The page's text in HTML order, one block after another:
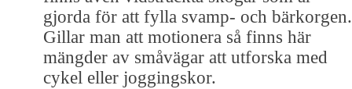
gjorda för att fylla svamp- och bärkorgen.
Gillar man att motionera så finns här
mängder av småvägar att utforska med
cykel eller joggingskor.